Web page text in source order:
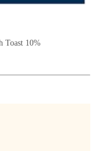
Toast 10%